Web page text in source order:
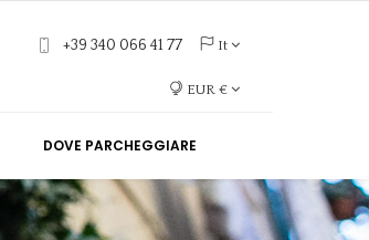
+39 340 066 41 77 It
EUR €
DOVE PARCHEGGIARE